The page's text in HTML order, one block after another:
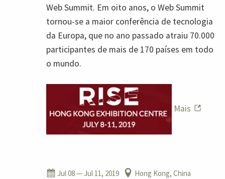
Web Summit. Em oito anos, o Web Summit
tornou-se a maior conferência de tecnologia
da Europa, que no ano passado atraiu 70.000
participantes de mais de 170 países em todo
o mundo.
Mais
Jul 08— Jul 11, 2019 Hong Kong, China